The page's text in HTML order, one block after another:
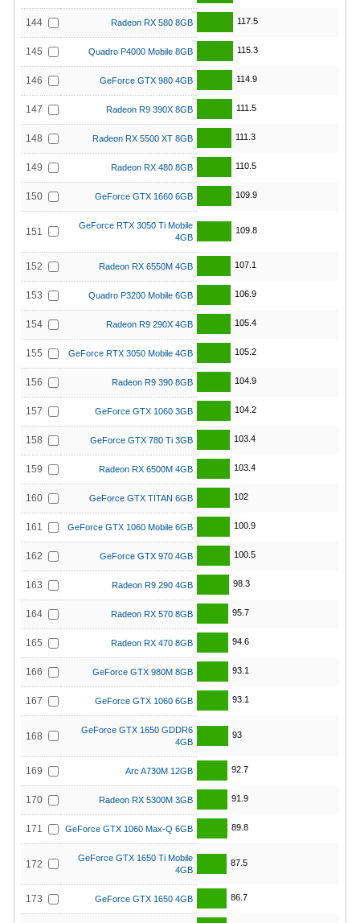
144 Radeon RX 580 8GB 117.5
145 Quadro P4000 Mobile 8GB 115.3
146 GeForce GTX 980 4GB 114.9
147 Radeon R9 390X 8GB 111.5
148 Radeon RX 5500 XT 8GB 111.3
149 Radeon RX 480 8GB 110.5
150 GeForce GTX 1660 6GB 109.9
151
GeForce RTX 3050 Ti Mobile
4GB
109.8
152 Radeon RX 6550M 4GB 107.1
153 Quadro P3200 Mobile 6GB 106.9
154 Radeon R9 290X 4GB 105.4
155 GeForce RTX 3050 Mobile 4GB 105.2
156 Radeon R9 390 8GB 104.9
157 GeForce GTX 1060 3GB 104.2
158 GeForce GTX 780 Ti 3GB 103.4
159 Radeon RX 6500M 4GB 103.4
160 GeForce GTX TITAN 6GB 102
161 GeForce GTX 1060 Mobile 6GB 100.9
162 GeForce GTX 970 4GB 100.5
163 Radeon R9 290 4GB 98.3
164 Radeon RX 570 8GB 95.7
165 Radeon RX 470 8GB 94.6
166 GeForce GTX 980M 8GB 93.1
167 GeForce GTX 1060 6GB 93.1
168
GeForce GTX 1650 GDDR6
4GB
93
169 Arc A730M 12GB 92.7
170 Radeon RX 5300M 3GB 91.9
171 GeForce GTX 1060 Max-Q 6GB 89.8
172
GeForce GTX 1650 Ti Mobile
4GB
87.5
173 GeForce GTX 1650 4GB 86.7